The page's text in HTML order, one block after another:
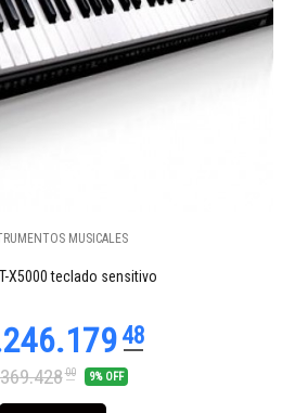
MUSICALES
X5000 teclado sensitivo
00 9% OFF